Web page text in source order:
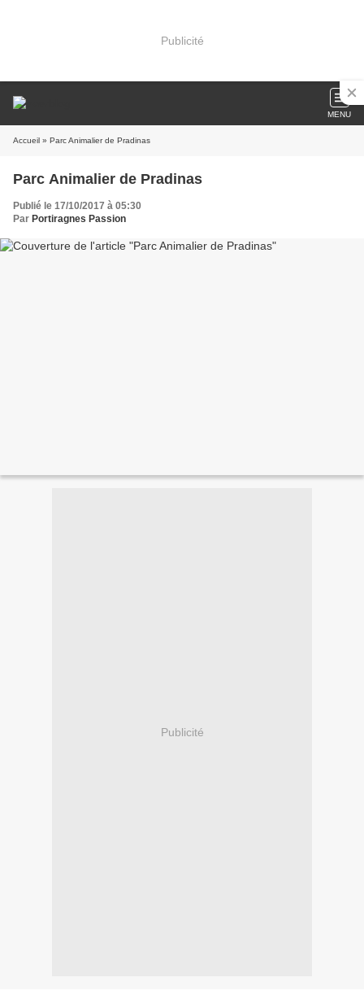
Publicité
MENU
Accueil » Parc Animalier de Pradinas
Parc Animalier de Pradinas
Publié le 17/10/2017 à 05:30
Par Portiragnes Passion
Publicité